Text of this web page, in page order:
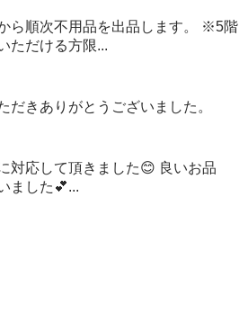
ら順次不用品を出品します。 ※5階
ただける方限...
だきありがとうございました。
対応して頂きました😊 良いお品
ました💕...